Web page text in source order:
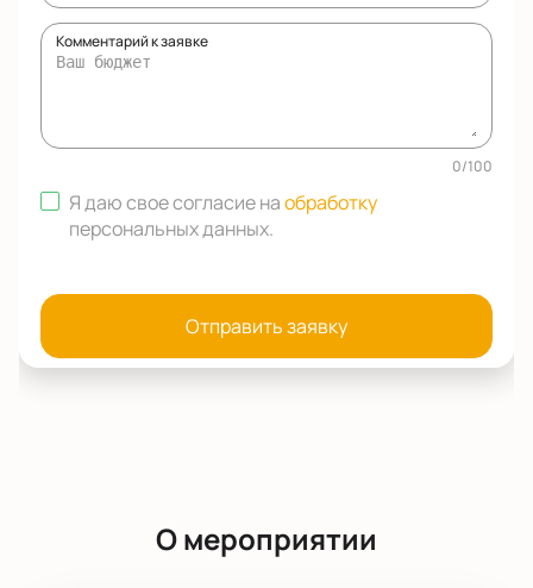
Комментарий к заявке
0/100
Я даю свое согласие наобработку
персональных данных.
Отправить заявку
О мероприятии